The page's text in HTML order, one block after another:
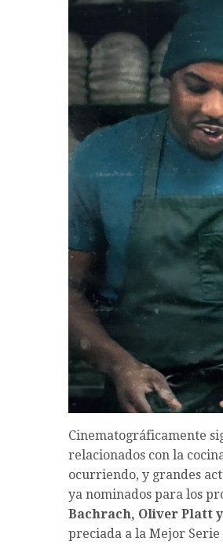
Cinematográficamente
relacionados con la
ocurriendo, y grandes
ya nominados para los
Bachrach, Oliver Platt
preciada a la Mejor Serie